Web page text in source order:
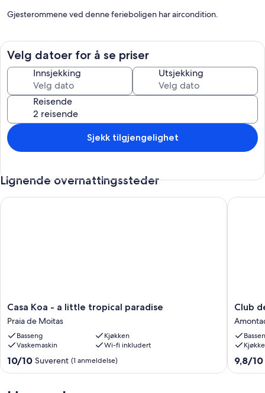
Gjesterommene ved denne ferieboligen har aircondition.
Velg datoer for å se priser
Innsjekking Utsjekking
Reisende
Sjekk tilgjengelighet
Lignende overnattingssteder
Casa
Koa
-
a
little
tropical
de
Casa Koa - a little tropical paradise
Praia de Moitas
Basseng
Kjøkken
Vaskemaskin
Wi-fi inkludert
10.0
av
10/10 Suverent (1 anmeldelse)
Casa Koa - a little tropical paradise
Club
de
Mar
Condo
Hotel
Club
9.8
av
9,8/10
Club de